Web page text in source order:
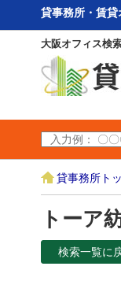
貸事務所・賃
大阪オフィス検
貸事務所ト
トーア
検索一覧に